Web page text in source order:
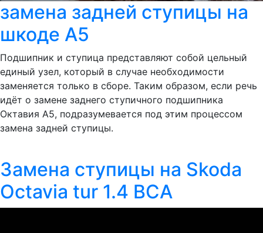
замена задней ступицы на
шкоде А5
Подшипник и ступица представляют собой цельный
единый узел, который в случае необходимости
заменяется только в сборе. Таким образом, если речь
идёт о замене заднего ступичного подшипника
Октавия А5, подразумевается под этим процессом
замена задней ступицы.
Замена ступицы на Skoda
Octavia tur 1.4 BCA